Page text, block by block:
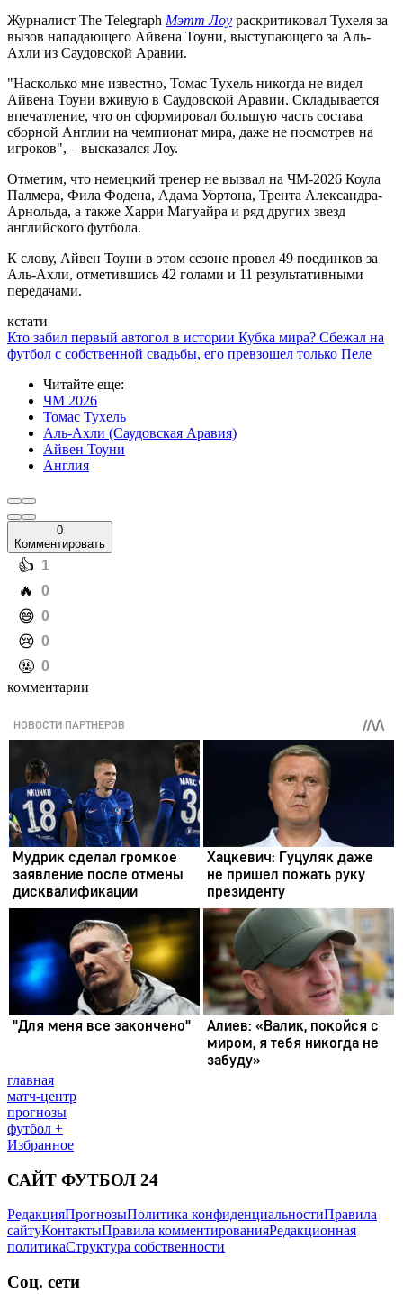
Журналист The Telegraph Мэтт Лоу раскритиковал Тухеля за
вызов нападающего Айвена Тоуни, выступающего за Аль-
Ахли из Саудовской Аравии.
"Насколько мне известно, Томас Тухель никогда не видел
Айвена Тоуни вживую в Саудовской Аравии. Складывается
впечатление, что он сформировал большую часть состава
сборной Англии на чемпионат мира, даже не посмотрев на
игроков", – высказался Лоу.
Отметим, что немецкий тренер не вызвал на ЧМ-2026 Коула
Палмера, Фила Фодена, Адама Уортона, Трента Александра-
Арнольда, а также Харри Магуайра и ряд других звезд
английского футбола.
К слову, Айвен Тоуни в этом сезоне провел 49 поединков за
Аль-Ахли, отметившись 42 голами и 11 результативными
передачами.
кстати
Кто забил первый автогол в истории Кубка мира? Сбежал на
футбол с собственной свадьбы, его превзошел только Пеле
Читайте еще:
ЧМ 2026
Томас Тухель
Аль-Ахли (Саудовская Аравия)
Айвен Тоуни
Англия
0
Комментировать
️👍 1
️🔥 0
️😄 0
️😢 0
️🤬 0
комментарии
главная
матч-центр
прогнозы
футбол +
Избранное
САЙТ ФУТБОЛ 24
РедакцияПрогнозыПолитика конфиденциальностиПравила
сайтуКонтактыПравила комментированияРедакционная
политикаСтруктура собственности
Соц. сети